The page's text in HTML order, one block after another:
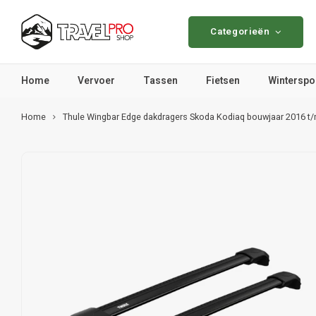
Categorieën
Home Vervoer Tassen Fietsen
Home Thule Wingbar Edge dakdragers Skoda Kodiaq bouwjaar 2016